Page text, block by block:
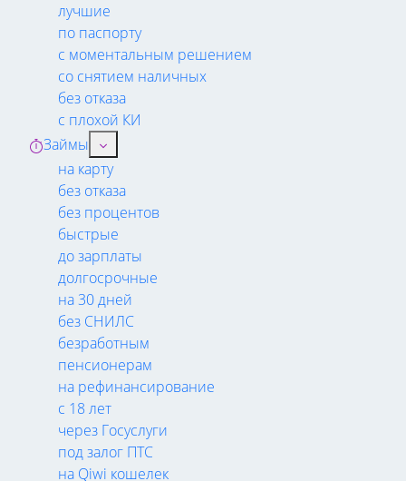
лучшие
по паспорту
с моментальным решением
со снятием наличных
без отказа
с плохой КИ
Займы
на карту
без отказа
без процентов
быстрые
до зарплаты
долгосрочные
на 30 дней
без СНИЛС
безработным
пенсионерам
на рефинансирование
с 18 лет
через Госуслуги
под залог ПТС
на Qiwi кошелек